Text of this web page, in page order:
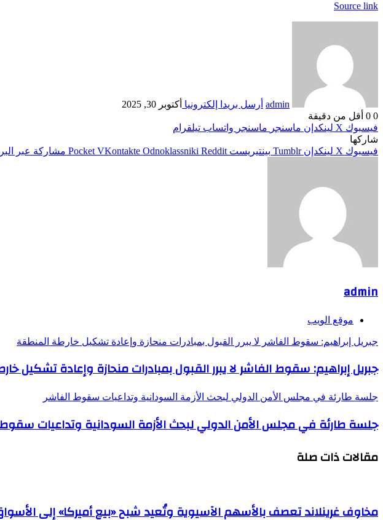
Source link
admin أرسل بريدا إلكترونيا أكتوبر 30, 2025
0
أقل من دقيقة
فيسبوك ‫X لينكدإن ماسنجر ماسنجر واتساب تيلقرام
شاركها
فيسبوك ‫X لينكدإن بينتيريست Odnoklassniki
‫Pocket مشاركة عبر
admin
موقع الويب
جبريل إبراهيم: سقوط الفاشر لا يبرر القبول بمبادرات منحازة وإعادة تشكيل خارطة المنطقة
جبريل إبراهيم: سقوط الفاشر لا يبرر القبول بمبادرات منحازة وإعادة تشكيل
جلسة طارئة في مجلس الأمن الدولي لبحث الأزمة السودانية وتداعيات سقوط الفاشر
جلسة طارئة في مجلس الأمن الدولي لبحث الأزمة السودانية وتداعيات
مقالات ذات صلة
مخاوف غرينلاند تعصف بالأسهم الآسيوية وتُعيد شبح «بيع أميركا» إلى